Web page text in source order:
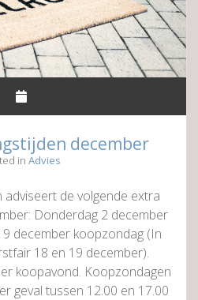
december
in Advies
de volgende extra
Donderdag 2 december
december koopzondag (In
18 en 19 december).
koopavond. Koopzondagen
geval tussen 12.00 en 17.00